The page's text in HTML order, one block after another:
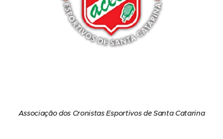
Associação dos Cronistas Esportivos de Santa Catarina